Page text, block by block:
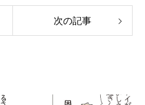
次の記事